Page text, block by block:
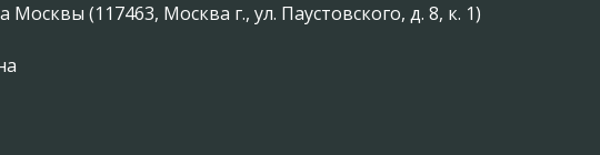
(117463, Москва г., ул. Паустовского, д. 8, к. 1)